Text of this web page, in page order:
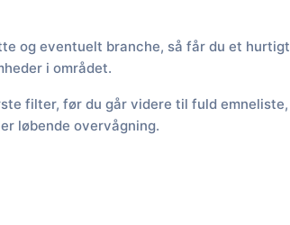
og eventuelt branche, så får du et hurtigt
i området.
filter, før du går videre til fuld emneliste,
løbende overvågning.